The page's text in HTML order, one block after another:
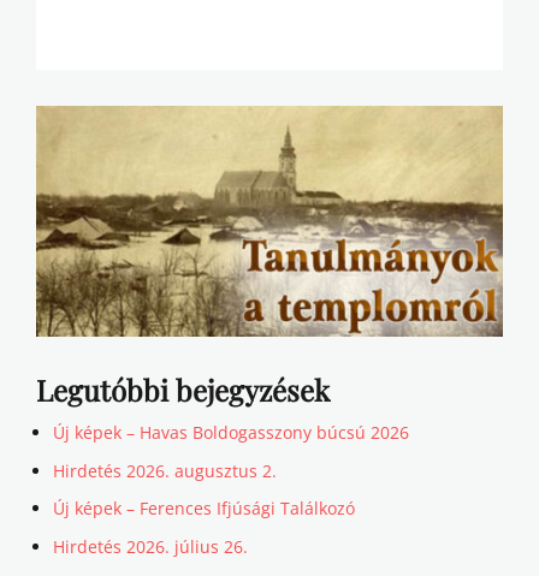
Legutóbbi bejegyzések
Új képek – Havas Boldogasszony búcsú 2026
Hirdetés 2026. augusztus 2.
Új képek – Ferences Ifjúsági Találkozó
Hirdetés 2026. július 26.